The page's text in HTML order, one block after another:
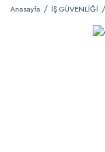
Anasayfa İŞ GÜVENLİĞİ